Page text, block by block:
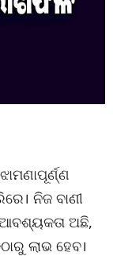
ନିଜ ବାଣୀ
ଅଛି,
ଲାଭ ହେବ।